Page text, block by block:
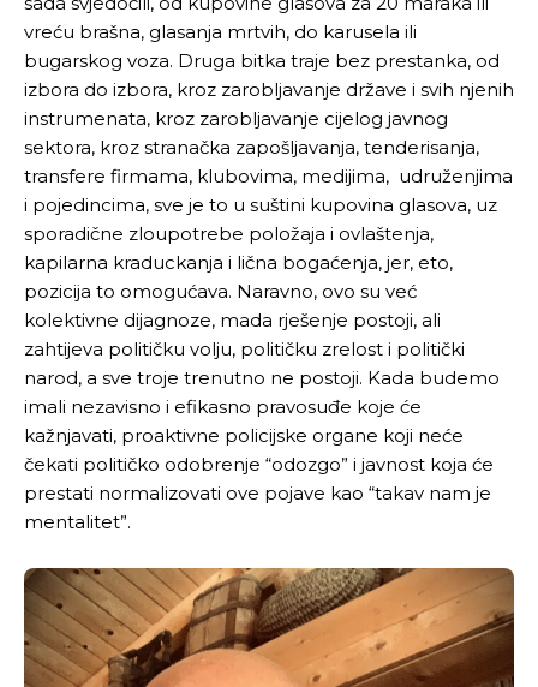
vreću brašna, glasanja mrtvih, do karusela ili
bugarskog voza. Druga bitka traje bez prestanka, od
izbora do izbora, kroz zarobljavanje države i svih njenih
instrumenata, kroz zarobljavanje cijelog javnog
sektora, kroz stranačka zapošljavanja, tenderisanja,
transfere firmama, klubovima, medijima, udruženjima
i pojedincima, sve je to u suštini kupovina glasova, uz
sporadične zloupotrebe položaja i ovlaštenja,
kapilarna kraduckanja i lična bogaćenja, jer, eto,
pozicija to omogućava. Naravno, ovo su već
kolektivne dijagnoze, mada rješenje postoji, ali
zahtijeva političku volju, političku zrelost i politički
narod, a sve troje trenutno ne postoji. Kada budemo
imali nezavisno i efikasno pravosuđe koje će
kažnjavati, proaktivne policijske organe koji neće
čekati političko odobrenje “odozgo” i javnost koja će
prestati normalizovati ove pojave kao “takav nam je
mentalitet”.